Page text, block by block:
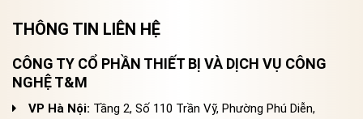
THÔNG TIN LIÊN HỆ
CÔNG TY CỔ PHẦN THIẾT BỊ VÀ DỊCH VỤ CÔNG
NGHỆ T&M
VP Hà Nội: Tầng 2, Số 110 Trần Vỹ, Phường Phú Diễn,